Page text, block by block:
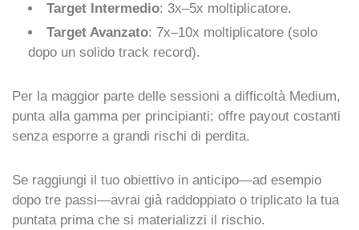
Target Intermedio: 3x–5x moltiplicatore.
Target Avanzato: 7x–10x moltiplicatore (solo
dopo un solido track record).
Per la maggior parte delle sessioni a difficoltà Medium,
punta alla gamma per principianti; offre payout costanti
senza esporre a grandi rischi di perdita.
Se raggiungi il tuo obiettivo in anticipo—ad esempio
dopo tre passi—avrai già raddoppiato o triplicato la tua
puntata prima che si materializzi il rischio.